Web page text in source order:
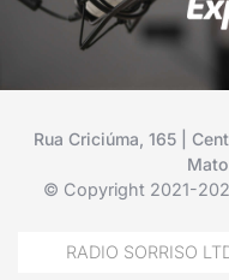
Rua Criciúma, 165 |
© Copyright 2021-
RADIO SORRISO